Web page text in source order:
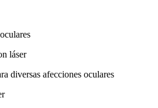
láser
diversas afecciones oculares